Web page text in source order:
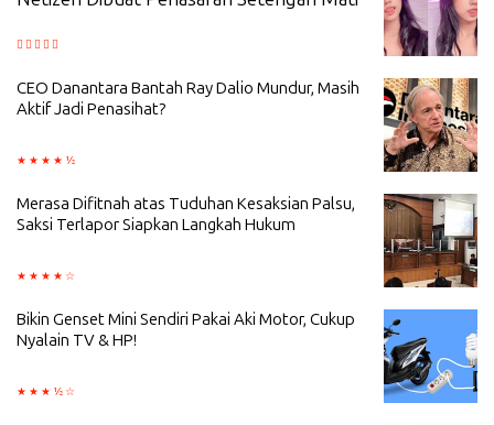
CEO Danantara Bantah Ray Dalio Mundur, Masih
Aktif Jadi Penasihat?
Merasa Difitnah atas Tuduhan Kesaksian Palsu,
Saksi Terlapor Siapkan Langkah Hukum
Bikin Genset Mini Sendiri Pakai Aki Motor, Cukup
Nyalain TV & HP!